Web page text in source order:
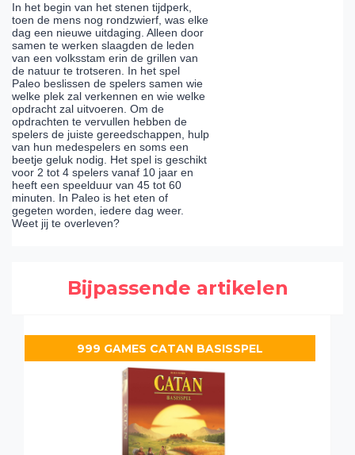
In het begin van het stenen tijdperk,
toen de mens nog rondzwierf, was elke
dag een nieuwe uitdaging. Alleen door
samen te werken slaagden de leden
van een volksstam erin de grillen van
de natuur te trotseren. In het spel
Paleo beslissen de spelers samen wie
welke plek zal verkennen en wie welke
opdracht zal uitvoeren. Om de
opdrachten te vervullen hebben de
spelers de juiste gereedschappen, hulp
van hun medespelers en soms een
beetje geluk nodig. Het spel is geschikt
voor 2 tot 4 spelers vanaf 10 jaar en
heeft een speelduur van 45 tot 60
minuten. In Paleo is het eten of
gegeten worden, iedere dag weer.
Weet jij te overleven?
Bijpassende artikelen
999 GAMES CATAN BASISSPEL